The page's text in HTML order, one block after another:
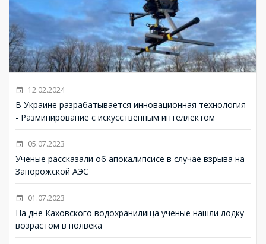
12.02.2024
В Украине разрабатывается инновационная технология
- Разминирование с искусственным интеллектом
05.07.2023
Ученые рассказали об апокалипсисе в случае взрыва на
Запорожской АЭС
01.07.2023
На дне Каховского водохранилища ученые нашли лодку
возрастом в полвека